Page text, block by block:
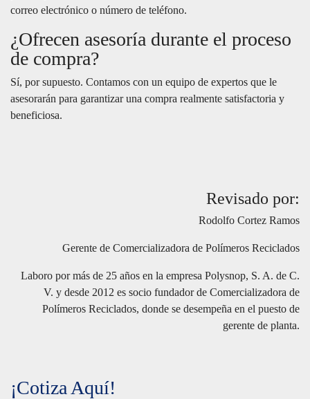
correo electrónico o número de teléfono.
¿Ofrecen asesoría durante el proceso
de compra?
Sí, por supuesto. Contamos con un equipo de expertos que le
asesorarán para garantizar una compra realmente satisfactoria y
beneficiosa.
Revisado por:
Rodolfo Cortez Ramos
Gerente de Comercializadora de Polímeros Reciclados
Laboro por más de 25 años en la empresa Polysnop, S. A. de C.
V. y desde 2012 es socio fundador de Comercializadora de
Polímeros Reciclados, donde se desempeña en el puesto de
gerente de planta.
¡Cotiza Aquí!